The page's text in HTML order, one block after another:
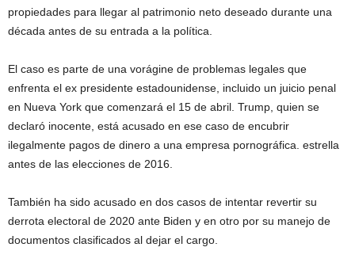
propiedades para llegar al patrimonio neto deseado durante una
década antes de su entrada a la política.
El caso es parte de una vorágine de problemas legales que
enfrenta el ex presidente estadounidense, incluido un juicio penal
en Nueva York que comenzará el 15 de abril. Trump, quien se
declaró inocente, está acusado en ese caso de encubrir
ilegalmente pagos de dinero a una empresa pornográfica. estrella
antes de las elecciones de 2016.
También ha sido acusado en dos casos de intentar revertir su
derrota electoral de 2020 ante Biden y en otro por su manejo de
documentos clasificados al dejar el cargo.